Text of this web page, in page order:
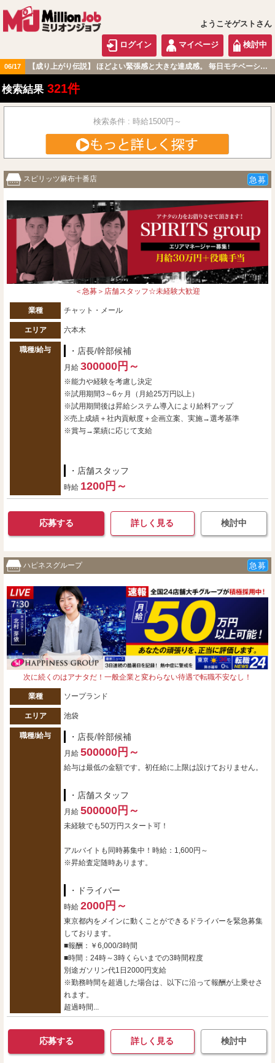
ようこそゲストさん
ログイン マイページ 検討中
06/17 【成り上がり伝説】 ほどよい緊張感と大きな達成感。 毎日モチベーション高く過ごせる職場です！
関東版
検索結果 321件
検索条件 : 時給1500円～
スピリッツ麻布十番店 急募
＜急募＞店舗スタッフ☆未経験大歓迎
業種 チャット・メール
エリア 六本木
職種/給与 ・店長/幹部候補
月給 300000円～
※能力や経験を考慮し決定
※試用期間3～6ヶ月（月給25万円以上）
※試用期間後は昇給システム導入により給料アップ
※売上成績＋社内貢献度＋企画立案、実施→選考基準
※賞与→業績に応じて支給
・店舗スタッフ
時給 1200円～
応募する 詳しく見る 検討中
ハピネスグループ 急募
次に続くのはアナタだ！一般企業と変わらない待遇で転職不安なし！
業種 ソープランド
エリア 池袋
職種/給与 ・店長/幹部候補
月給 500000円～
給与は最低の金額です。初任給に上限は設けておりません。
・店舗スタッフ
月給 500000円～
未経験でも50万円スタート可！
アルバイトも同時募集中！時給：1,600円～
※昇給査定随時あります。
・ドライバー
時給 2000円～
東京都内をメインに動くことができるドライバーを緊急募集
しております。
■報酬：￥6,000/3時間
■時間：24時～3時くらいまでの3時間程度
別途ガソリン代1日2000円支給
※勤務時間を超過した場合は、以下に沿って報酬が上乗せさ
れます。
超過時間...
応募する 詳しく見る 検討中